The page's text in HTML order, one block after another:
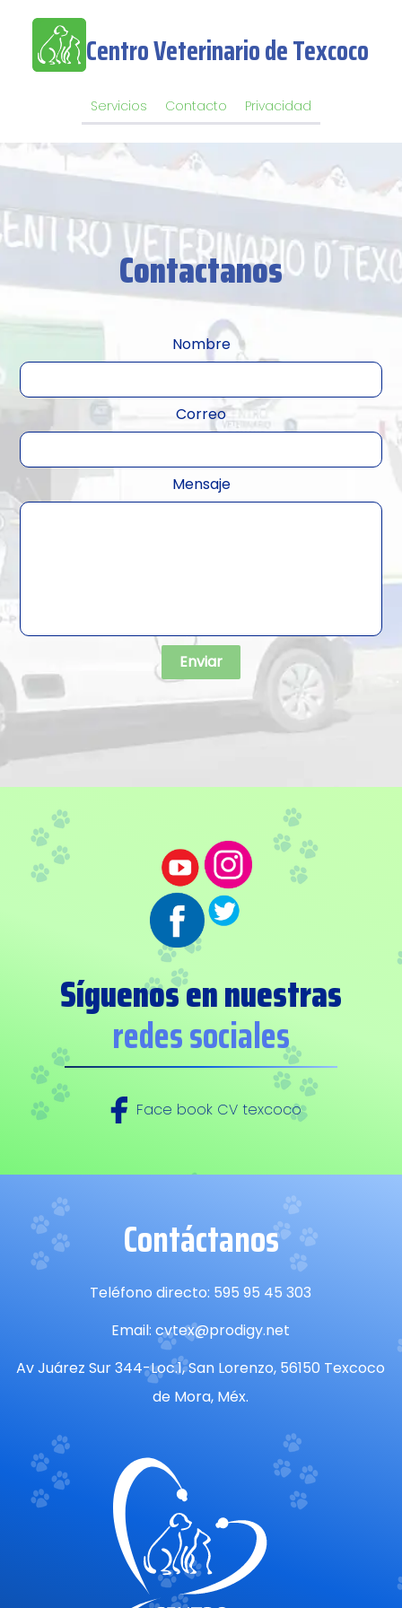
Centro Veterinario de Texcoco
Servicios Contacto Privacidad
Contactanos
Nombre
Correo
Mensaje
Síguenos en nuestras
redes sociales
Face book CV texcoco
Contáctanos
Teléfono directo: 595 95 45 303
Email: cvtex@prodigy.net
Av Juárez Sur 344-Loc.1, San Lorenzo, 56150 Texcoco
de Mora, Méx.